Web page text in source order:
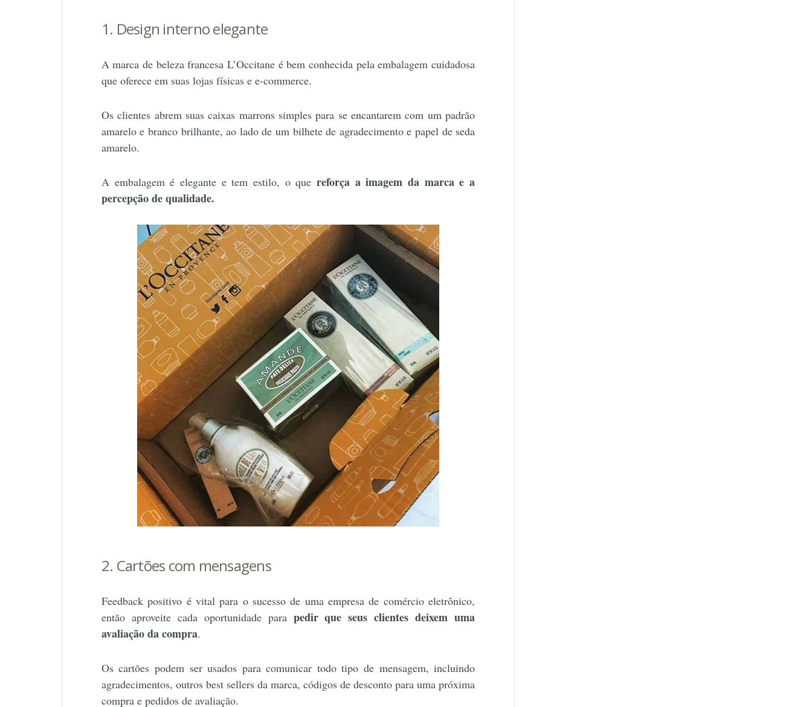
1. Design interno elegante
A marca de beleza francesa L’Occitane é bem conhecida pela embalagem cuidadosa
que oferece em suas lojas físicas e e-commerce.
Os clientes abrem suas caixas marrons simples para se encantarem com um padrão
amarelo e branco brilhante, ao lado de um bilhete de agradecimento e papel de seda
amarelo.
A embalagem é elegante e tem estilo, o quereforça a imagem da marca e a
percepção de qualidade.
2. Cartões com mensagens
Feedback positivo é vital para o sucesso de uma empresa de comércio eletrônico,
então aproveite cada oportunidade para pedir que seus clientes deixem uma
avaliação da compra.
Os cartões podem ser usados ​​para comunicar todo tipo de mensagem, incluindo
agradecimentos, outros best sellers da marca, códigos de desconto para uma próxima
compra e pedidos de avaliação.